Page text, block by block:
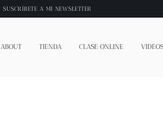
SUSCRÍBETE A MI NEWSLETTER
ABOUT TIENDA CLASE ONLINE VIDEOS